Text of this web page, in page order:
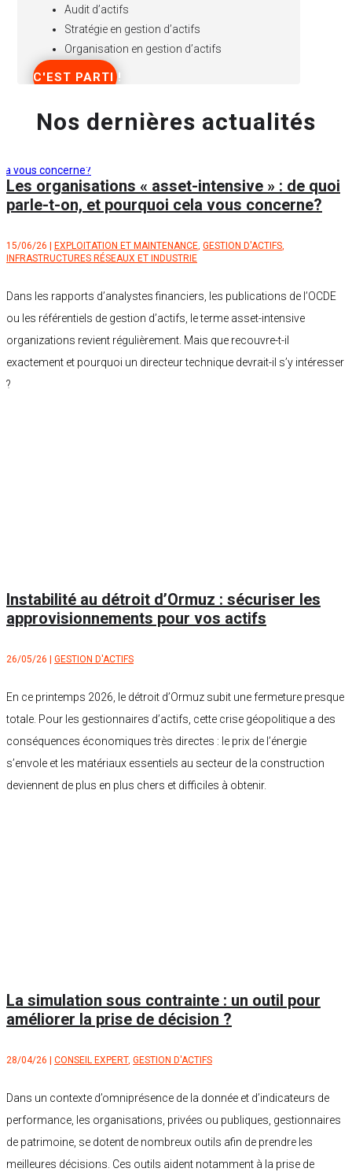
Audit d’actifs
Stratégie en gestion d’actifs
Organisation en gestion d’actifs
C'EST PARTI !
Nos dernières actualités
Les organisations « asset-intensive » : de quoi
parle-t-on, et pourquoi cela vous concerne?
15/06/26 EXPLOITATION ET MAINTENANCE, GESTION D'ACTIFS,
INFRASTRUCTURES RÉSEAUX ET INDUSTRIE
Dans les rapports d’analystes financiers, les publications de l’OCDE
ou les référentiels de gestion d’actifs, le terme asset-intensive
organizations revient régulièrement. Mais que recouvre-t-il
exactement et pourquoi un directeur technique devrait-il s’y intéresser
?
Instabilité au détroit d’Ormuz : sécuriser les
approvisionnements pour vos actifs
26/05/26 GESTION D'ACTIFS
En ce printemps 2026, le détroit d’Ormuz subit une fermeture presque
totale. Pour les gestionnaires d’actifs, cette crise géopolitique a des
conséquences économiques très directes : le prix de l’énergie
s’envole et les matériaux essentiels au secteur de la construction
deviennent de plus en plus chers et difficiles à obtenir.
La simulation sous contrainte : un outil pour
améliorer la prise de décision ?
28/04/26 CONSEIL EXPERT, GESTION D'ACTIFS
Dans un contexte d’omniprésence de la donnée et d’indicateurs de
performance, les organisations, privées ou publiques, gestionnaires
de patrimoine, se dotent de nombreux outils afin de prendre les
meilleures décisions. Ces outils aident notamment à la prise de